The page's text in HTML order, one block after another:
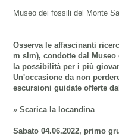
Museo dei fossili del Monte
Osserva le affascinanti
m slm), condotte dal
la possibilità per i più
Un'occasione da non
escursioni guidate offerte
» Scarica la locandina
Sabato 04.06.2022, primo